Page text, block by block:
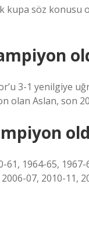
kupa söz
3-1 yenilgiye
olan Aslan, son
61, 1964-65,
07, 2010-11,